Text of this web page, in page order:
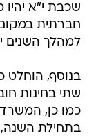
למהלך השנים
בנוסף,
שתי בחינות
כמו כן,
בתחילת